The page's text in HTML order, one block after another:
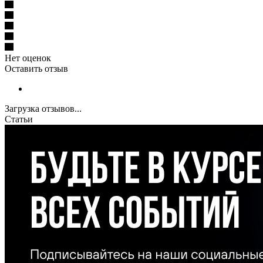
Нет оценок
Оставить отзыв
Загрузка отзывов...
Статьи